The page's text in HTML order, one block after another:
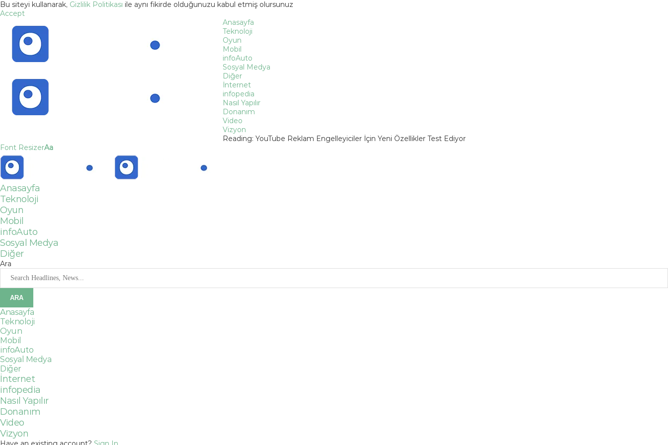
Bu siteyi kullanarak, Gizlilik Politikası ile aynı fikirde olduğunuzu kabul etmiş olursunuz
Accept
Anasayfa
Teknoloji
Oyun
Mobil
infoAuto
Sosyal Medya
Diğer
İnternet
infopedia
Nasıl Yapılır
Donanım
Video
Vizyon
Reading: YouTube Reklam Engelleyiciler İçin Yeni Özellikler Test Ediyor
Font ResizerAa
Anasayfa
Teknoloji
Oyun
Mobil
infoAuto
Sosyal Medya
Diğer
Ara
Anasayfa
Teknoloji
Oyun
Mobil
infoAuto
Sosyal Medya
Diğer
İnternet
infopedia
Nasıl Yapılır
Donanım
Video
Vizyon